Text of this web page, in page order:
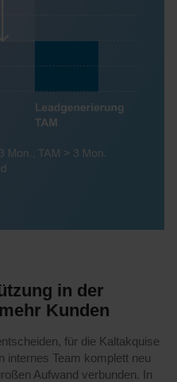
in der
Kunden
für die Kaltakquise
internes Team komplett neu
Aufwand verbunden. In